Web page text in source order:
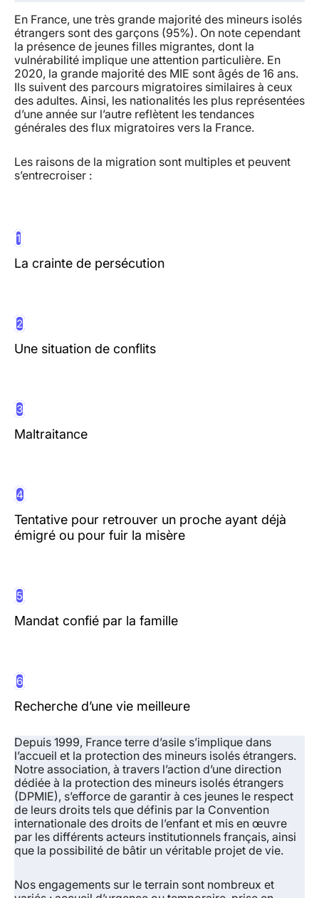
En France, une très grande majorité des mineurs isolés
étrangers sont des garçons (95%). On note cependant
la présence de jeunes filles migrantes, dont la
vulnérabilité implique une attention particulière. En
2020, la grande majorité des MIE sont âgés de 16 ans.
Ils suivent des parcours migratoires similaires à ceux
des adultes. Ainsi, les nationalités les plus représentées
d’une année sur l’autre reflètent les tendances
générales des flux migratoires vers la France.
Les raisons de la migration sont multiples et peuvent
s’entrecroiser :
1
La crainte de persécution
2
Une situation de conflits
3
Maltraitance
4
Tentative pour retrouver un proche ayant déjà
émigré ou pour fuir la misère
5
Mandat confié par la famille
6
Recherche d’une vie meilleure
Depuis 1999, France terre d’asile s’implique dans
l’accueil et la protection des mineurs isolés étrangers.
Notre association, à travers l’action d’une direction
dédiée à la protection des mineurs isolés étrangers
(DPMIE), s’efforce de garantir à ces jeunes le respect
de leurs droits tels que définis par la Convention
internationale des droits de l’enfant et mis en œuvre
par les différents acteurs institutionnels français, ainsi
que la possibilité de bâtir un véritable projet de vie.
Nos engagements sur le terrain sont nombreux et